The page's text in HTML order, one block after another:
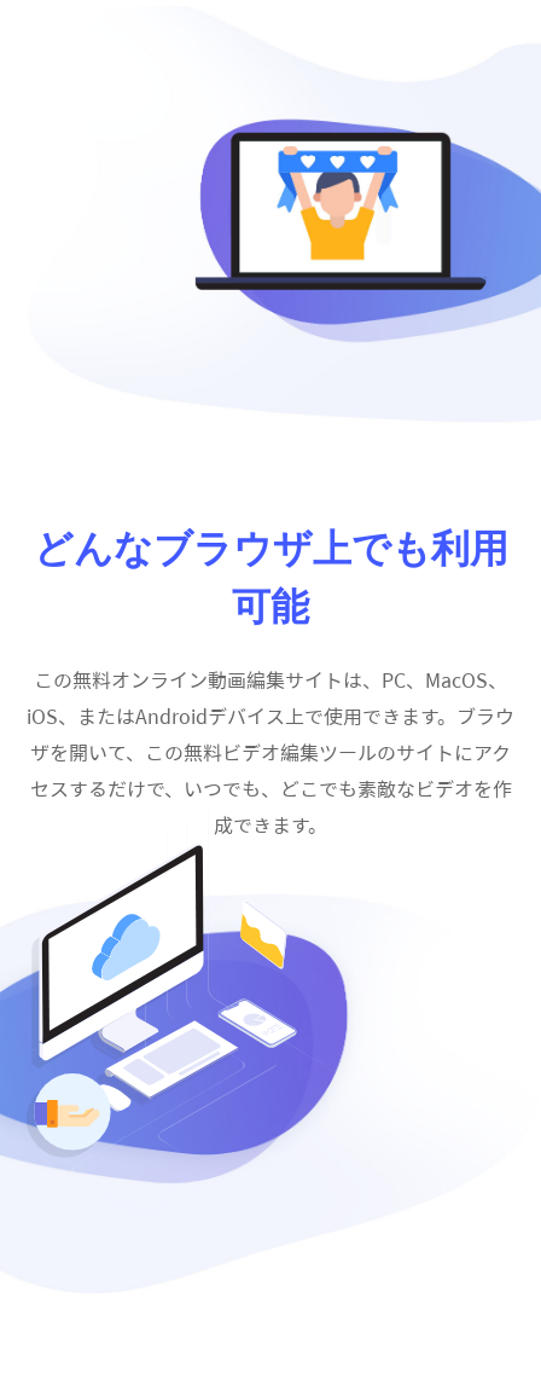
どんなブラウザ上でも利用
可能
この無料オンライン動画編集サイトは、PC、MacOS、
iOS、またはAndroidデバイス上で使用できます。ブラウ
ザを開いて、この無料ビデオ編集ツールのサイトにアク
セスするだけで、いつでも、どこでも素敵なビデオを作
成できます。